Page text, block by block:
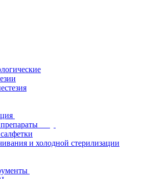
и холодной стерилизации